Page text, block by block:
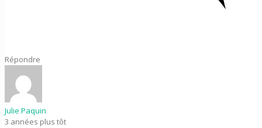
Répondre
Julie Paquin
3 années plus tôt